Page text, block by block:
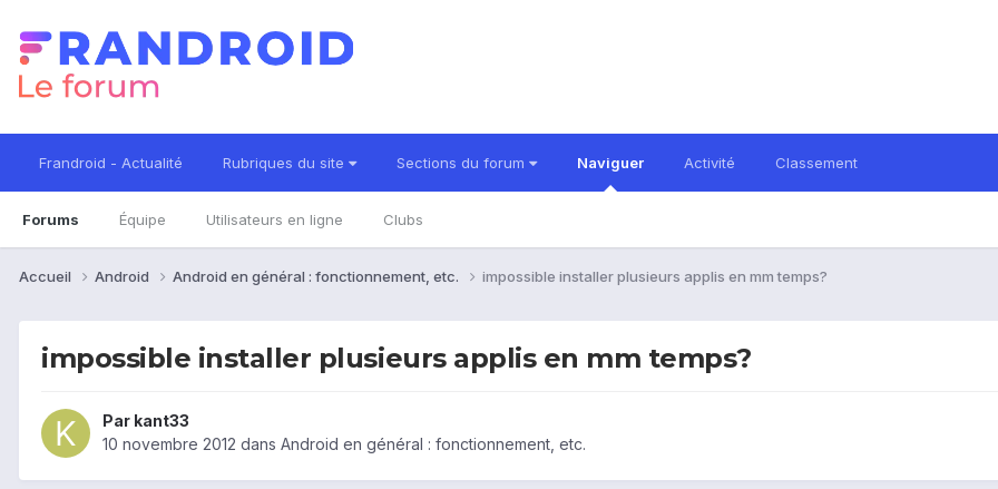
Frandroid - Actualité Rubriques du site Sections du forum Naviguer
Forums Équipe Utilisateurs en ligne Clubs
Activité Classement
Accueil Android Android en général : fonctionnement, etc. impossible installer plusieurs applis en mm temps?
impossible installer plusieurs applis en mm temps?
Par kant33
10 novembre 2012 dans Android en général : fonctionnement, etc.